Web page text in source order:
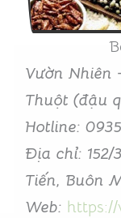
Vườn Nhiên
Thuột (đậu
Hotline:
Địa chỉ: 152/
Tiến, Buôn
Web: